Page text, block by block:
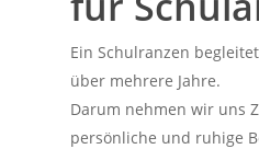
Ein Schulranzen
über mehrere Jahre.
Darum nehmen wir uns
persönliche und ruhige